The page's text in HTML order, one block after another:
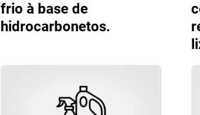
frio à base de
hidrocarbonetos.